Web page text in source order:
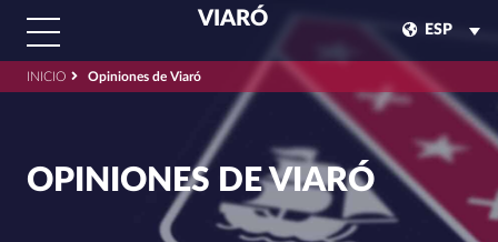
VIARÓ
ESP
INICIO Opiniones de Viaró
OPINIONES DE VIARÓ